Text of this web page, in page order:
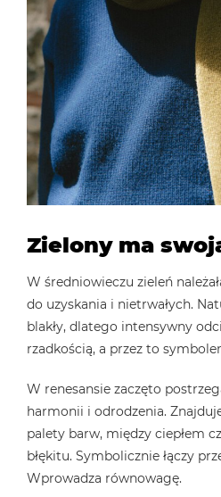
Zielony ma
W średniowieczu zieleń
do uzyskania i nietrwałych.
blakły, dlatego intensywny
rzadkością, a przez to
W renesansie zaczęto
harmonii i odrodzenia.
palety barw, między ciepłem
błękitu. Symbolicznie łączy
Wprowadza równowagę.